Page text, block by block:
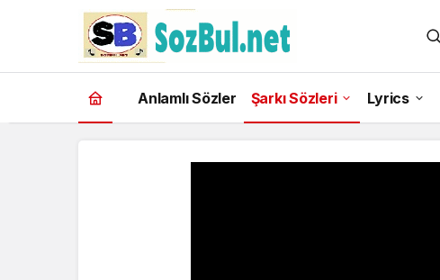
Anlamlı Sözler Şarkı Sözleri Lyrics